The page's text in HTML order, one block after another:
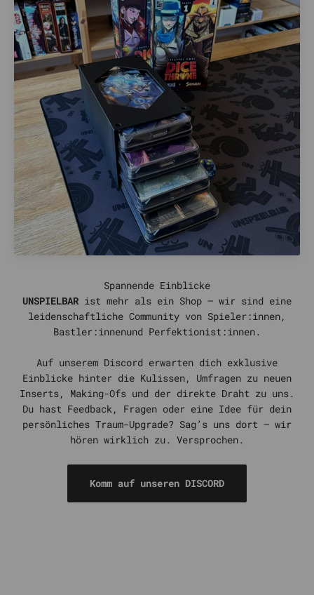
UNSPIELBAR ist mehr als ein Shop – wir sind eine
leidenschaftliche Community von Spieler:innen,
Bastler:innenund Perfektionist:innen.
Auf unserem Discord erwarten dich exklusive
Einblicke hinter die Kulissen, Umfragen zu neuen
Inserts, Making-Ofs und der direkte Draht zu uns.
Du hast Feedback, Fragen oder eine Idee für dein
persönliches Traum-Upgrade? Sag’s uns dort – wir
hören wirklich zu. Versprochen.
Komm auf unseren DISCORD